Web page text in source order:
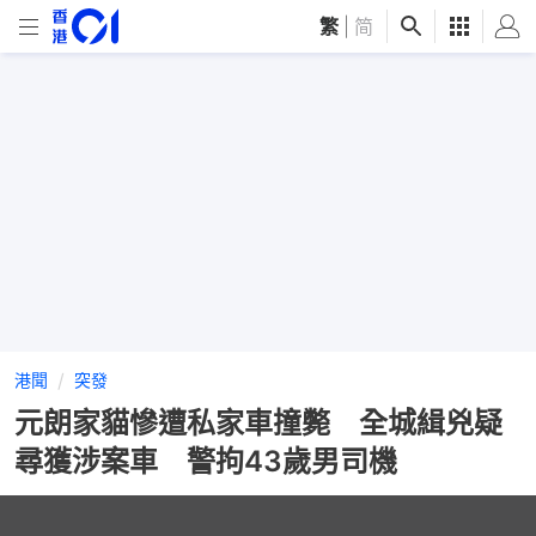
繁 简
港聞 突發
元朗家貓慘遭私家車撞斃 全城緝兇疑
尋獲涉案車 警拘43歲男司機